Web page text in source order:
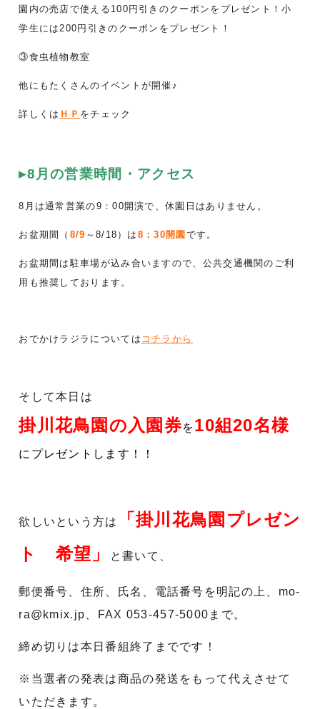
園内の売店で使える100円引きのクーポンをプレゼント！小
学生には200円引きのクーポンをプレゼント！
③食虫植物教室
他にもたくさんのイベントが開催♪
詳しくは ＨＰ をチェック
▸8月の営業時間・アクセス
8月は通常営業の9：00開演で、休園日はありません。
お盆期間（ 8/9 ～8/18）は 8：30開園 です。
お盆期間は駐車場が込み合いますので、公共交通機関のご利
用も推奨しております。
おでかけラジラについては コチラから
そして本日は
掛川花鳥園の入園券を10組20名様
にプレゼントします！！
欲しいという方は 「掛川花鳥園プレゼン
ト 希望 」 と書いて、
郵便番号、住所、氏名、電話番号を明記の上、mo-
ra@kmix.jp、FAX 053-457-5000まで。
締め切りは本日番組終了までです！
※当選者の発表は商品の発送をもって代えさせて
いただきます。